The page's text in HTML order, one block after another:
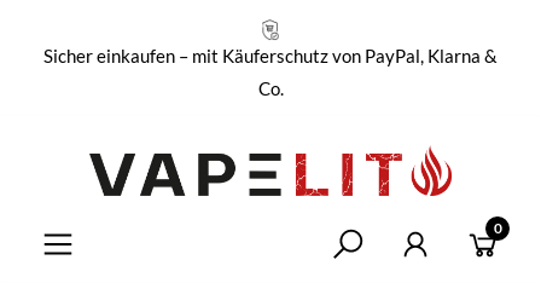
Sicher einkaufen – mit Käuferschutz von PayPal, Klarna &
Co.
0